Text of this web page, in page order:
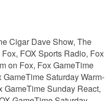
Cigar Dave Show, The
FOX Sports Radio, Fox
on Fox, Fox GameTime
Saturday Warm-
GameTime Sunday React,